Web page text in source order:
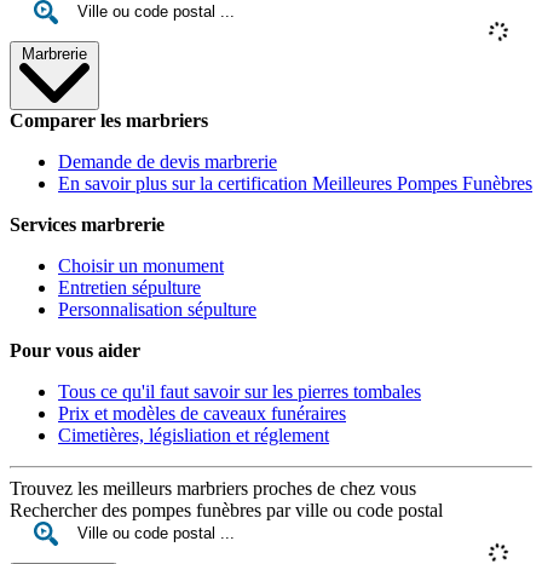
Marbrerie
Comparer les marbriers
Demande de devis marbrerie
En savoir plus sur la certification Meilleures Pompes Funèbres
Services marbrerie
Choisir un monument
Entretien sépulture
Personnalisation sépulture
Pour vous aider
Tous ce qu'il faut savoir sur les pierres tombales
Prix et modèles de caveaux funéraires
Cimetières, législiation et réglement
Trouvez les meilleurs marbriers proches de chez vous
Rechercher des pompes funèbres par ville ou code postal